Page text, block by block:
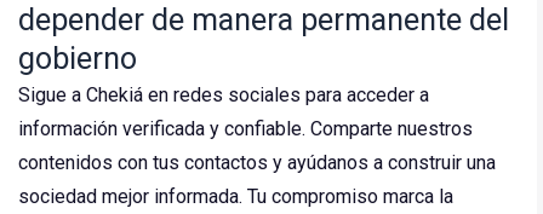
depender de manera permanente del
gobierno
Sigue a Chekiá en redes sociales para acceder a
información verificada y confiable. Comparte nuestros
contenidos con tus contactos y ayúdanos a construir una
sociedad mejor informada. Tu compromiso marca la